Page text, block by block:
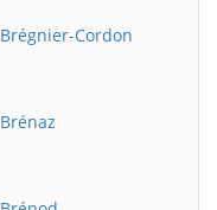
Cordon